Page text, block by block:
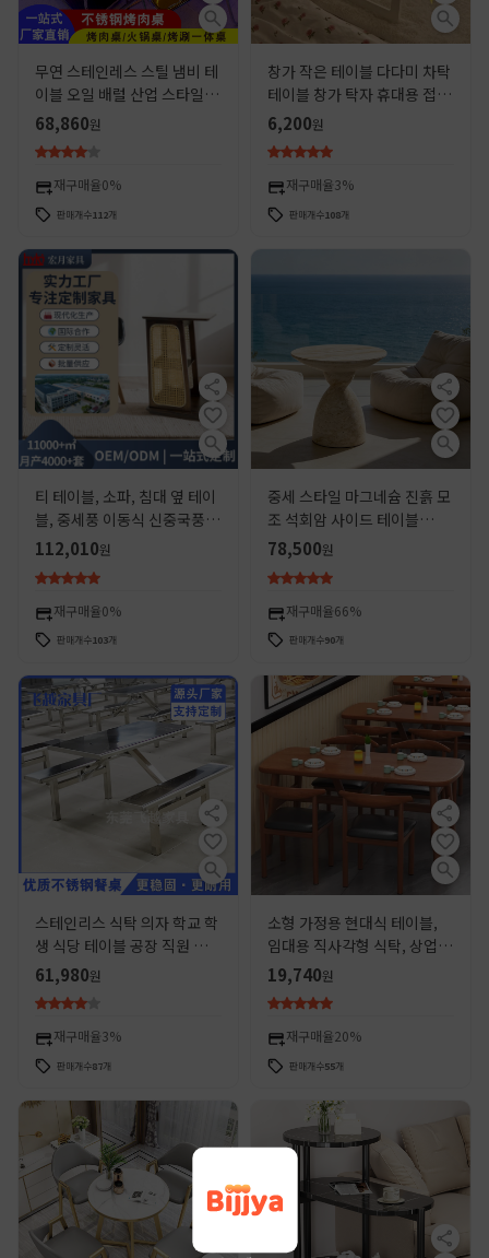
무연 스테인레스 스틸 냄비 테
이블 오일 배럴 산업 스타일 바
베큐 테이블 상업 한일 바베큐
전기 탄소 그릴 테이블과 의자
68,860원
재구매율0%
판매개수112개
창가 작은 테이블 다다미 차탁
테이블 창가 탁자 휴대용 접이
식 책상
6,200원
재구매율3%
판매개수108개
티 테이블, 소파, 침대 옆 테이
블, 중세풍 이동식 신중국풍
원목 레트로 침실 침대 옆장,
수납 선반, 등나무
112,010원
재구매율0%
판매개수103개
중세 스타일 마그네슘 진흙 모
조 석회암 사이드 테이블
B&B 홈 디자이너 크리 에이
티브 커피 테이블 카페 판매 부
서 대형 원형 테이블
78,500원
재구매율66%
판매개수90개
스테인리스 식탁 의자 학교 학
생 식당 테이블 공장 직원 식당
테이블 레스토랑 테이블 의자
세트 4인용
61,980원
재구매율3%
판매개수87개
소형 가정용 현대식 테이블,
임대용 직사각형 식탁, 상업용
식탁 및 의자, 가정용 호두나
무 색상
19,740원
재구매율20%
판매개수55개